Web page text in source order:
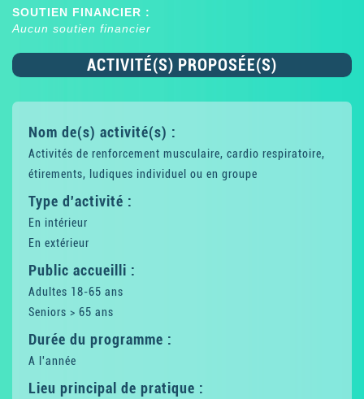
SOUTIEN FINANCIER :
Aucun soutien financier
ACTIVITÉ(S) PROPOSÉE(S)
Nom de(s) activité(s) :
Activités de renforcement musculaire, cardio respiratoire,
étirements, ludiques individuel ou en groupe
Type d'activité :
En intérieur
En extérieur
Public accueilli :
Adultes 18-65 ans
Seniors > 65 ans
Durée du programme :
A l'année
Lieu principal de pratique :